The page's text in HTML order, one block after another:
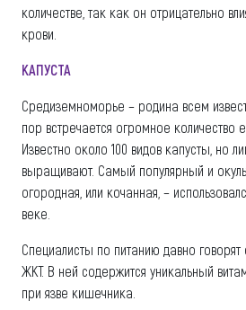
количестве, так как он отрицательно
крови.
КАПУСТА
Средиземноморье – родина всем
пор встречается огромное количество
Известно около 100 видов капусты, но
выращивают. Самый популярный и
огородная, или кочанная, –
веке.
Специалисты по питанию давно говорят
ЖКТ. В ней содержится уникальный
при язве кишечника.